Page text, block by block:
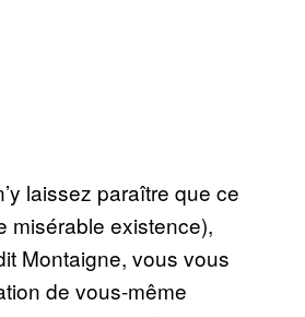
laissez paraître que ce
misérable existence),
Montaigne, vous vous
de vous-même